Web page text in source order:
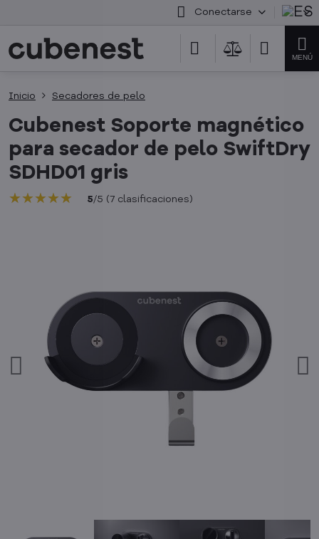
Conectarse
Inicio Secadores de pelo
Cubenest Soporte magnético
para secador de pelo SwiftDry
SDHD01 gris
★★★★★
★★★★★
★★★★★ 5/5 (7 clasificaciones)